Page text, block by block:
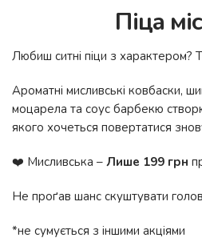
Піца
Любиш ситні піци з характером?
Ароматні мисливські ковбаски,
моцарела та соус барбекю
якого хочеться повертатися
❤️ Мисливська – Лише 199 грн
Не проґав шанс скуштувати
*не сумується з іншими акціями